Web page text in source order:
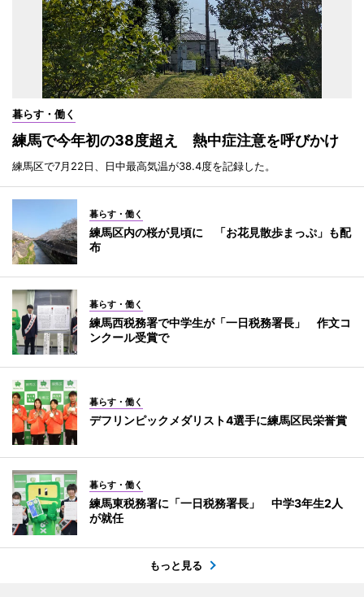
暮らす・働く
練馬で今年初の38度超え 熱中症注意を呼びかけ
練馬区で7月22日、日中最高気温が38.4度を記録した。
暮らす・働く
練馬区内の桜が見頃に 「お花見散歩まっぷ」も配
布
暮らす・働く
練馬西税務署で中学生が「一日税務署長」 作文コ
ンクール受賞で
暮らす・働く
デフリンピックメダリスト4選手に練馬区民栄誉賞
暮らす・働く
練馬東税務署に「一日税務署長」 中学3年生2人
が就任
もっと見る